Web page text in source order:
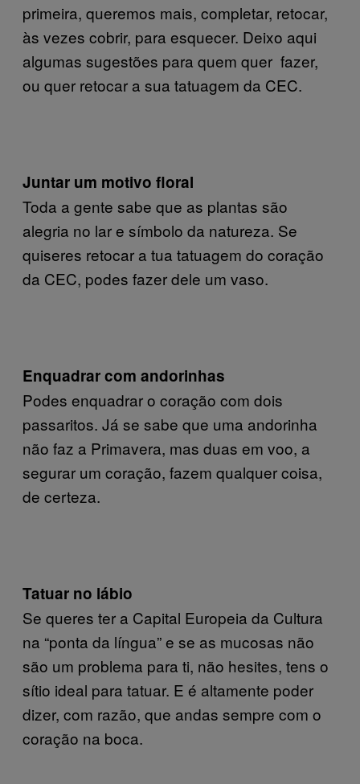
primeira, queremos mais, completar, retocar,
às vezes cobrir, para esquecer. Deixo aqui
algumas sugestões para quem quer fazer,
ou quer retocar a sua tatuagem da CEC.
Juntar um motivo floral
Toda a gente sabe que as plantas são
alegria no lar e símbolo da natureza. Se
quiseres retocar a tua tatuagem do coração
da CEC, podes fazer dele um vaso.
Enquadrar com andorinhas
Podes enquadrar o coração com dois
passaritos. Já se sabe que uma andorinha
não faz a Primavera, mas duas em voo, a
segurar um coração, fazem qualquer coisa,
de certeza.
Tatuar no lábio
Se queres ter a Capital Europeia da Cultura
na “ponta da língua” e se as mucosas não
são um problema para ti, não hesites, tens o
sítio ideal para tatuar. E é altamente poder
dizer, com razão, que andas sempre com o
coração na boca.